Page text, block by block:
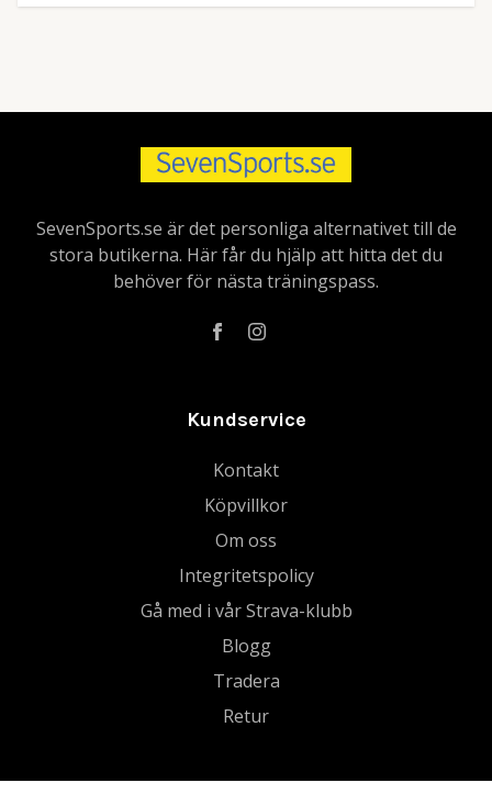
SevenSports.se är det personliga alternativet till de
stora butikerna. Här får du hjälp att hitta det du
behöver för nästa träningspass.
Kundservice
Kontakt
Köpvillkor
Om oss
Integritetspolicy
Gå med i vår Strava-klubb
Blogg
Tradera
Retur